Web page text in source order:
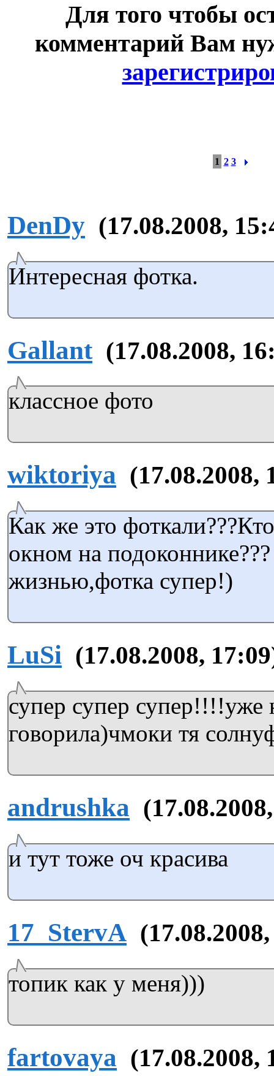
Для того чтобы
комментарий Вам
1 2 3
DenDy (17.08.2008,
Интересная фотка.
Gallant (17.08.2008,
классное фото
wiktoriya (17.08.2008,
Как же это
окном на
жизнью,фотка супер!)
LuSi (17.08.2008,
супер супер супер!!!!уже
говорила)чмоки тя
andrushka
и тут тоже оч красива
17_StervA
топик как у меня)))
fartovaya (17.08.2008,